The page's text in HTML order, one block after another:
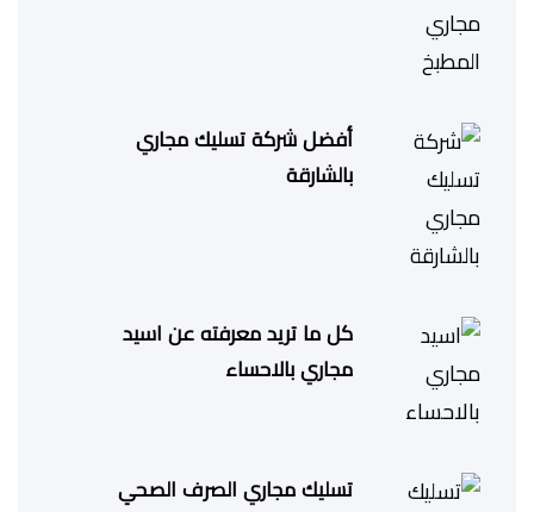
أفضل شركة تسليك مجاري
بالشارقة
كل ما تريد معرفته عن اسيد
مجاري بالاحساء
تسليك مجاري الصرف الصحي